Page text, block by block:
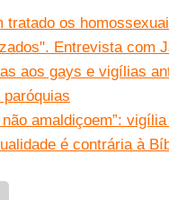
tratado os
Entrevista com
aos gays e vigílias
não amaldiçoem”:
é contrária à